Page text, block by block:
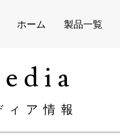
ホーム 製品一覧
media
ィア情報